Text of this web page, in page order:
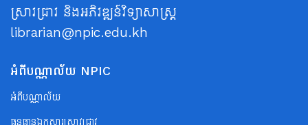
ស្រាវជ្រាវ និងអភិវឌ្ឍន៍វិទ្យាសាស្ត្រ
librarian@npic.edu.kh
អំពីបណ្ណាល័យ NPIC
អំពីបណ្ណាល័យ
ធនធានឯកសារស្រាវជ្រាវ